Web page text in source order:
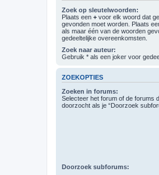
Zoek op sleutelwoorden:
Plaats een + voor elk woord dat
gevonden moet worden. Plaats
als maar één van de woorden
gedeeltelijke overeenkomsten.
Zoek naar auteur:
Gebruik * als een joker voor
ZOEKOPTIES
Zoeken in forums:
Selecteer het forum of de forums
doorzocht als je “Doorzoek
Doorzoek subforums: